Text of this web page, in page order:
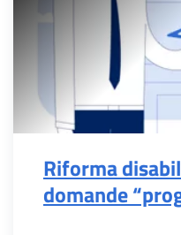
Riforma
domande